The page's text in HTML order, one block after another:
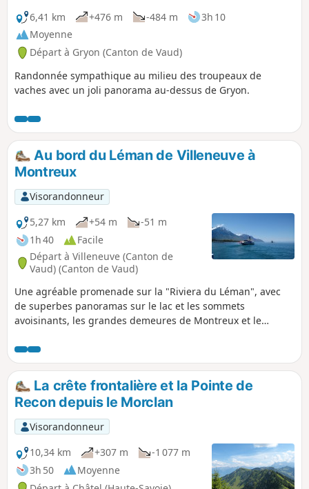
6,41 km
+476 m -484 m
3h 10
Moyenne
Départ à Gryon (Canton de Vaud)
Randonnée sympathique au milieu des troupeaux de
vaches avec un joli panorama au-dessus de Gryon.
Au bord du Léman de Villeneuve à
Montreux
Visorandonneur
5,27 km
+54 m
-51 m
1h 40
Facile
Départ à Villeneuve (Canton de
Vaud) (Canton de Vaud)
Une agréable promenade sur la "Riviera du Léman", avec
de superbes panoramas sur le lac et les sommets
avoisinants, les grandes demeures de Montreux et le
aller simple avec un retour possible, soit par bateau, soit à
pied.
La crête frontalière et la Pointe de
Recon depuis le Morclan
Visorandonneur
10,34 km
+307 m
-1 077 m
3h 50
Moyenne